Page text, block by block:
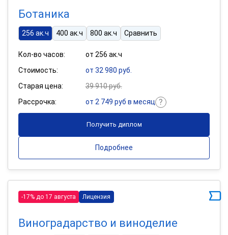
Ботаника
256 ак.ч 400 ак.ч 800 ак.ч Сравнить
Кол-во часов:
от 256 ак.ч
Стоимость:
от 32 980 руб.
Старая цена:
39 910 руб.
Рассрочка:
от 2 749 руб в месяц
Получить диплом
Подробнее
-17% до 17 августа Лицензия
Виноградарство и виноделие